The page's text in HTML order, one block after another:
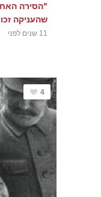
"הסירה
שהעניקה
11 שנים לפני
4